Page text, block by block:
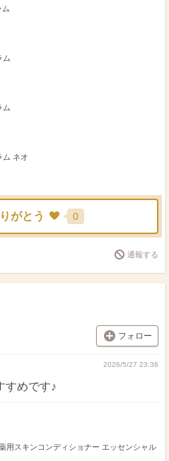
ム
ム
ネオ
がとう 0
通報する
フォロー
2026/5/27 23:36
すめです♪
用スキンコンディショナー エッセンシャル